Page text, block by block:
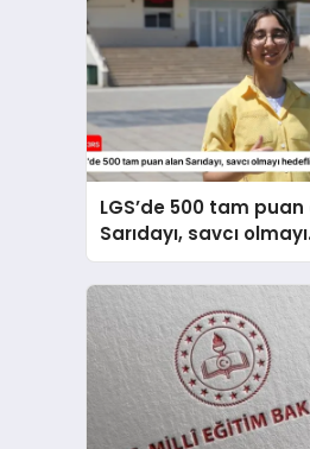
LGS’de 500 tam
Sarıdayı, savcı olmayı
hedefliyor